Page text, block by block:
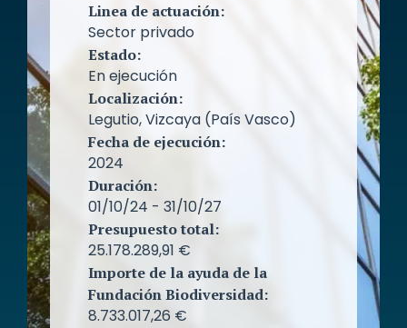
Linea de actuación:
Sector privado
Estado:
En ejecución
Localización:
Legutio, Vizcaya (País Vasco)
Fecha de ejecución:
2024
Duración:
01/10/24 - 31/10/27
Presupuesto total:
25.178.289,91 €
Importe de la ayuda de la
Fundación Biodiversidad:
8.733.017,26 €